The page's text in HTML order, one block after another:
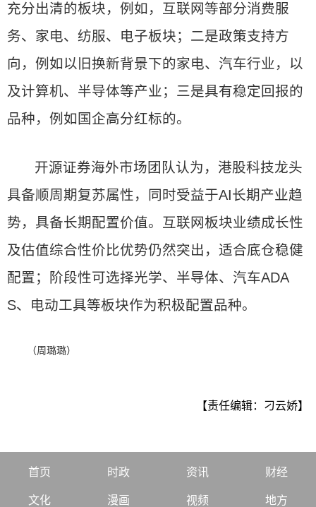
充分出清的板块，例如，互联网等部分消费服
务、家电、纺服、电子板块；二是政策支持方
向，例如以旧换新背景下的家电、汽车行业，以
及计算机、半导体等产业；三是具有稳定回报的
品种，例如国企高分红标的。
开源证券海外市场团队认为，港股科技龙头
具备顺周期复苏属性，同时受益于AI长期产业趋
势，具备长期配置价值。互联网板块业绩成长性
及估值综合性价比优势仍然突出，适合底仓稳健
配置；阶段性可选择光学、半导体、汽车ADA
S、电动工具等板块作为积极配置品种。
（周璐璐）
【责任编辑：刁云娇】
首页 时政 资讯 财经
文化 漫画 视频 地方